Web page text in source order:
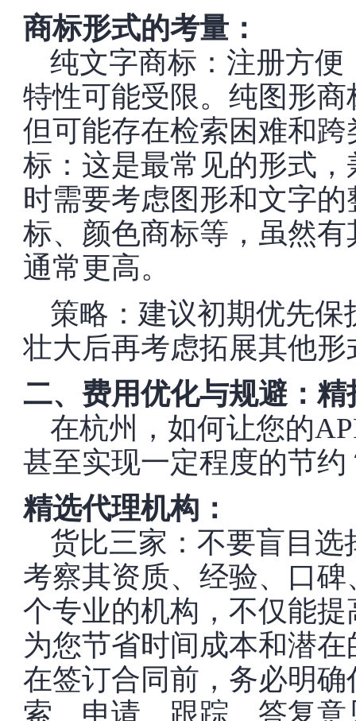
商标形式的考量：
纯文字商标：注册方
特性可能受限。纯图形
但可能存在检索困难和
标：这是最常见的形式
时需要考虑图形和文字
标、颜色商标等，虽然
通常更高。
策略：建议初期优先
壮大后再考虑拓展其他
二、费用优化与规避：
在杭州，如何让您的
甚至实现一定程度的节约
精选代理机构：
货比三家：不要盲目
考察其资质、经验、口
个专业的机构，不仅能
为您节省时间成本和潜
在签订合同前，务必明
索、申请、跟踪、答复